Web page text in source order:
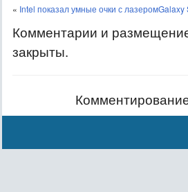
« Intel показал умные очки с лазеромGalaxy
Комментарии и
закрыты.